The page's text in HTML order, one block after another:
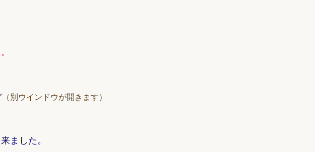
（別ウインドウが開きます）
ました。